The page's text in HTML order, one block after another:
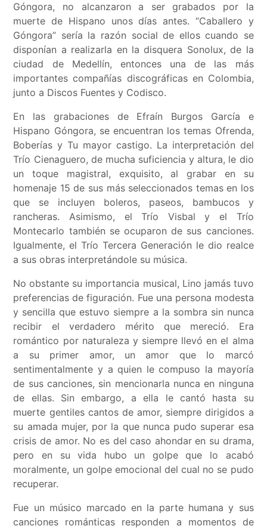
Góngora, no alcanzaron a ser grabados por la
muerte de Hispano unos días antes. “Caballero y
Góngora” sería la razón social de ellos cuando se
disponían a realizarla en la disquera Sonolux, de la
ciudad de Medellín, entonces una de las más
importantes compañías discográficas en Colombia,
junto a Discos Fuentes y Codisco.
En las grabaciones de Efraín Burgos García e
Hispano Góngora, se encuentran los temas Ofrenda,
Boberías y Tu mayor castigo. La interpretación del
Trío Cienaguero, de mucha suficiencia y altura, le dio
un toque magistral, exquisito, al grabar en su
homenaje 15 de sus más seleccionados temas en los
que se incluyen boleros, paseos, bambucos y
rancheras. Asimismo, el Trío Visbal y el Trío
Montecarlo también se ocuparon de sus canciones.
Igualmente, el Trío Tercera Generación le dio realce
a sus obras interpretándole su música.
No obstante su importancia musical, Lino jamás tuvo
preferencias de figuración. Fue una persona modesta
y sencilla que estuvo siempre a la sombra sin nunca
recibir el verdadero mérito que mereció. Era
romántico por naturaleza y siempre llevó en el alma
a su primer amor, un amor que lo marcó
sentimentalmente y a quien le compuso la mayoría
de sus canciones, sin mencionarla nunca en ninguna
de ellas. Sin embargo, a ella le cantó hasta su
muerte gentiles cantos de amor, siempre dirigidos a
su amada mujer, por la que nunca pudo superar esa
crisis de amor. No es del caso ahondar en su drama,
pero en su vida hubo un golpe que lo acabó
moralmente, un golpe emocional del cual no se pudo
recuperar.
Fue un músico marcado en la parte humana y sus
canciones románticas responden a momentos de